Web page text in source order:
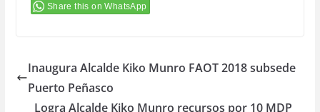
Share this on WhatsApp
Inaugura Alcalde Kiko Munro FAOT 2018 subsede
Puerto Peñasco
Logra Alcalde Kiko Munro recursos por 10 MDP